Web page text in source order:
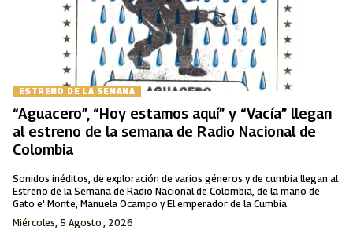
ESTRENO DE LA SEMANA
“Aguacero”, “Hoy estamos aquí” y “Vacía” llegan
al estreno de la semana de Radio Nacional de
Colombia
Sonidos inéditos, de exploración de varios géneros y de cumbia llegan al
Estreno de la Semana de Radio Nacional de Colombia, de la mano de
Gato e' Monte, Manuela Ocampo y El emperador de la Cumbia.
Miércoles, 5 Agosto , 2026